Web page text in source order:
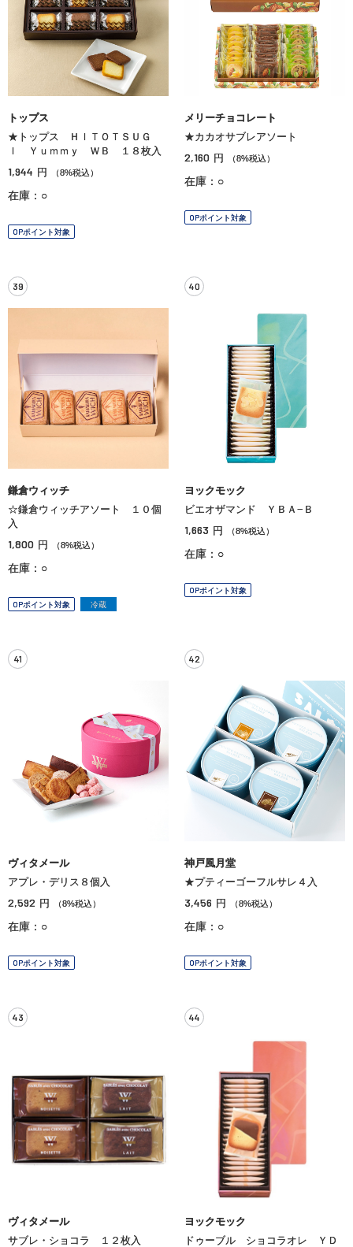
トップス
★トップス ＨＩＴＯＴＳＵＧ
Ｉ Ｙｕｍｍｙ ＷＢ １８枚入
1,944 円 （8%税込）
在庫：○
OPポイント対象
メリーチョコレート
★カカオサブレアソート
2,160 円 （8%税込）
在庫：○
OPポイント対象
39
鎌倉ウィッチ
☆鎌倉ウィッチアソート １０個
入
1,800 円 （8%税込）
在庫：○
OPポイント対象 冷蔵
40
ヨックモック
ビエオザマンド ＹＢＡ−Ｂ
1,663 円 （8%税込）
在庫：○
OPポイント対象
41
ヴィタメール
アプレ・デリス８個入
2,592 円 （8%税込）
在庫：○
OPポイント対象
42
神戸風月堂
★プティーゴーフルサレ４入
3,456 円 （8%税込）
在庫：○
OPポイント対象
43
ヴィタメール
サブレ・ショコラ １２枚入
44
ヨックモック
ドゥーブル ショコラオレ ＹＤ